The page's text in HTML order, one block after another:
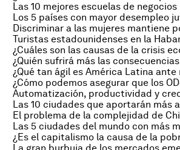
Las 10 mejores escuelas de negocios
Los 5 países con mayor desempleo
Discriminar a las mujeres mantiene
Turistas estadounidenses en la
¿Qué tan ágil es América Latina ante
¿Cómo podemos asegurar que los
Automatización, productividad y
El problema de la complejidad de
¿Es el capitalismo la causa de la